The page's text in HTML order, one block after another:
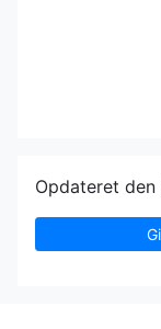
Opdateret